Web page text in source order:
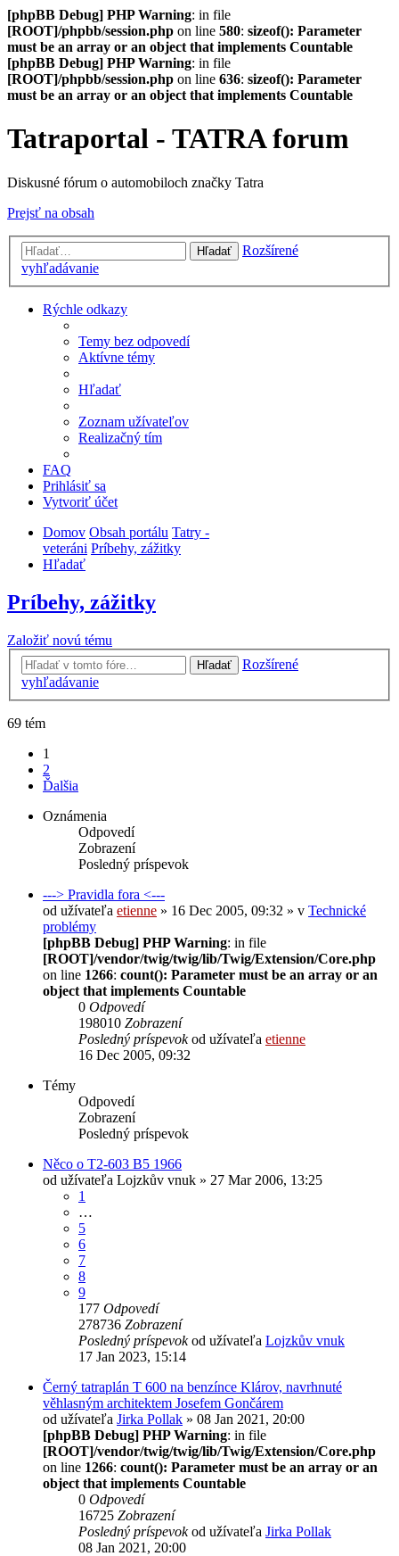
[phpBB Debug] PHP Warning: in file
[ROOT]/phpbb/session.php on line 580: sizeof(): Parameter
must be an array or an object that implements Countable
[phpBB Debug] PHP Warning: in file
[ROOT]/phpbb/session.php on line 636: sizeof(): Parameter
must be an array or an object that implements Countable
Tatraportal - TATRA forum
Diskusné fórum o automobiloch značky Tatra
Prejsť na obsah
Hľadať
Rozšírené
vyhľadávanie
Rýchle odkazy
Temy bez odpovedí
Aktívne témy
Hľadať
Zoznam užívateľov
Realizačný tím
FAQ
Prihlásiť sa
Vytvoriť účet
Domov Obsah portálu Tatry -
veteráni Príbehy, zážitky
Hľadať
Príbehy, zážitky
Založiť novú tému
Hľadať
Rozšírené
vyhľadávanie
69 tém
1
2
Ďalšia
Oznámenia
Odpovedí
Zobrazení
Posledný príspevok
---> Pravidla fora <---
od užívateľa etienne » 16 Dec 2005, 09:32 » v Technické
problémy
[phpBB Debug] PHP Warning: in file
[ROOT]/vendor/twig/twig/lib/Twig/Extension/Core.php
on line 1266: count(): Parameter must be an array or an
object that implements Countable
0 Odpovedí
198010 Zobrazení
Posledný príspevokod užívateľa etienne
16 Dec 2005, 09:32
Témy
Odpovedí
Zobrazení
Posledný príspevok
Něco o T2-603 B5 1966
od užívateľa Lojzkův vnuk » 27 Mar 2006, 13:25
1
…
5
6
7
8
9
177 Odpovedí
278736 Zobrazení
Posledný príspevokod užívateľa Lojzkův vnuk
17 Jan 2023, 15:14
Černý tatraplán T 600 na benzínce Klárov, navrhnuté
věhlasným architektem Josefem Gončárem
od užívateľa Jirka Pollak » 08 Jan 2021, 20:00
[phpBB Debug] PHP Warning: in file
[ROOT]/vendor/twig/twig/lib/Twig/Extension/Core.php
on line 1266: count(): Parameter must be an array or an
object that implements Countable
0 Odpovedí
16725 Zobrazení
Posledný príspevokod užívateľa Jirka Pollak
08 Jan 2021, 20:00